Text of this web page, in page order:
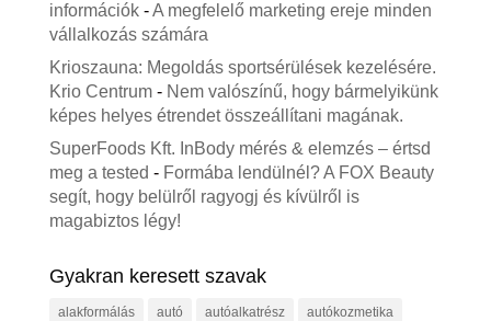
információk-A megfelelő marketing ereje minden
vállalkozás számára
Krioszauna: Megoldás sportsérülések kezelésére.
Krio Centrum- Nem valószínű, hogy bármelyikünk
képes helyes étrendet összeállítani magának.
SuperFoods Kft. InBody mérés & elemzés – értsd
meg a tested - Formába lendülnél? A FOX Beauty
segít, hogy belülről ragyogj és kívülről is
magabiztos légy!
Gyakran keresett szavak
alakformálás autó autóalkatrész autókozmetika